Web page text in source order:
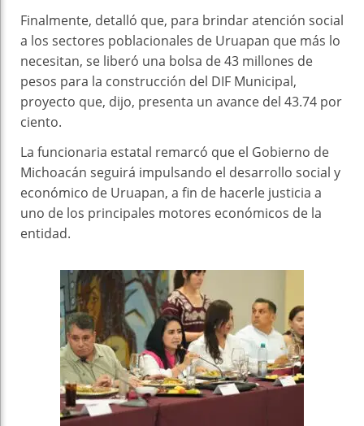
Finalmente, detalló que, para brindar atención social
a los sectores poblacionales de Uruapan que más lo
necesitan, se liberó una bolsa de 43 millones de
pesos para la construcción del DIF Municipal,
proyecto que, dijo, presenta un avance del 43.74 por
ciento.
La funcionaria estatal remarcó que el Gobierno de
Michoacán seguirá impulsando el desarrollo social y
económico de Uruapan, a fin de hacerle justicia a
uno de los principales motores económicos de la
entidad.